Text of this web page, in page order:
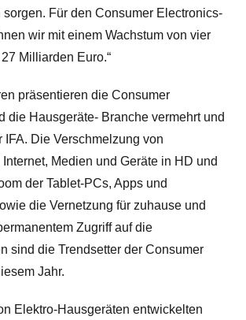
Für den Consumer Electronics-
wir mit einem Wachstum von vier
Milliarden Euro.“
präsentieren die Consumer
die Hausgeräte- Branche vermehrt und
IFA. Die Verschmelzung von
Medien und Geräte in HD und
der Tablet-PCs, Apps und
die Vernetzung für zuhause und
Zugriff auf die
sind die Trendsetter der Consumer
Jahr.
Elektro-Hausgeräten entwickelten